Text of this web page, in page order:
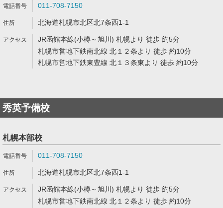
011-708-7150
北海道札幌市北区北7条西1-1
JR函館本線(小樽～旭川) 札幌より 徒歩 約5分
札幌市営地下鉄南北線 北１２条より 徒歩 約10分
札幌市営地下鉄東豊線 北１３条東より 徒歩 約10分
秀英予備校
札幌本部校
011-708-7150
北海道札幌市北区北7条西1-1
JR函館本線(小樽～旭川) 札幌より 徒歩 約5分
札幌市営地下鉄南北線 北１２条より 徒歩 約10分